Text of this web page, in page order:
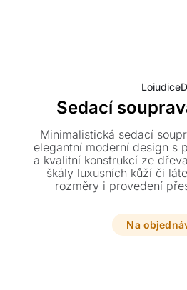
LoiudiceD
Sedací
Minimalistická sedací
elegantní moderní design s
a kvalitní konstrukcí ze
škály luxusních kůží či
rozměry i provedení
Na